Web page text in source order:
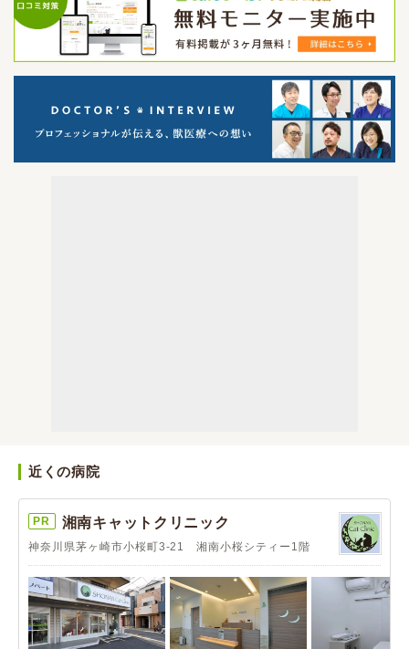
近くの病院
PR 湘南キャットクリニック
神奈川県茅ヶ崎市小桜町3-21 湘南小桜シティー1階